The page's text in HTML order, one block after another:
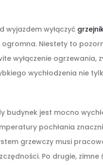
wyjazdem wyłączyć
Niestety to
wyłączenie ogrzewania,
wychłodzenia nie
budynek jest mocno
pochłania
grzewczy musi
Po drugie,